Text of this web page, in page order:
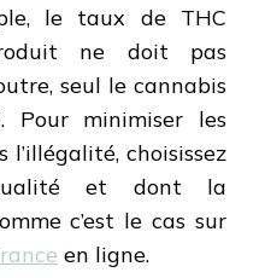
le taux de THC
ne doit pas
seul le cannabis
Pour minimiser les
choisissez
et dont la
c’est le cas sur
en ligne.